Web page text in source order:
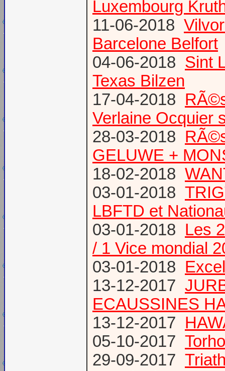
Luxembourg
11-06-2018
Barcelone Belfort
04-06-2018 Sint
Texas Bilzen
17-04-2018
Verlaine Ocquier
28-03-2018
GELUWE +
18-02-2018
03-01-2018
LBFTD et
03-01-2018 Les
/ 1 Vice mondial
03-01-2018
13-12-2017
ECAUSSINES
13-12-2017
05-10-2017
29-09-2017